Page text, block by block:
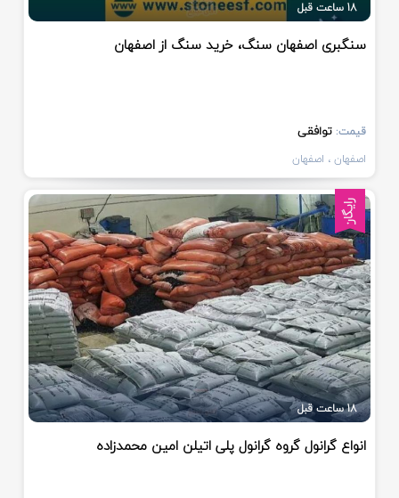
18 ساعت قبل
سنگبری اصفهان سنگ، خرید سنگ از اصفهان
قیمت: توافقی
اصفهان، اصفهان
رایگان
18 ساعت قبل
انواع گرانول گروه گرانول پلی اتیلن امین محمدزاده